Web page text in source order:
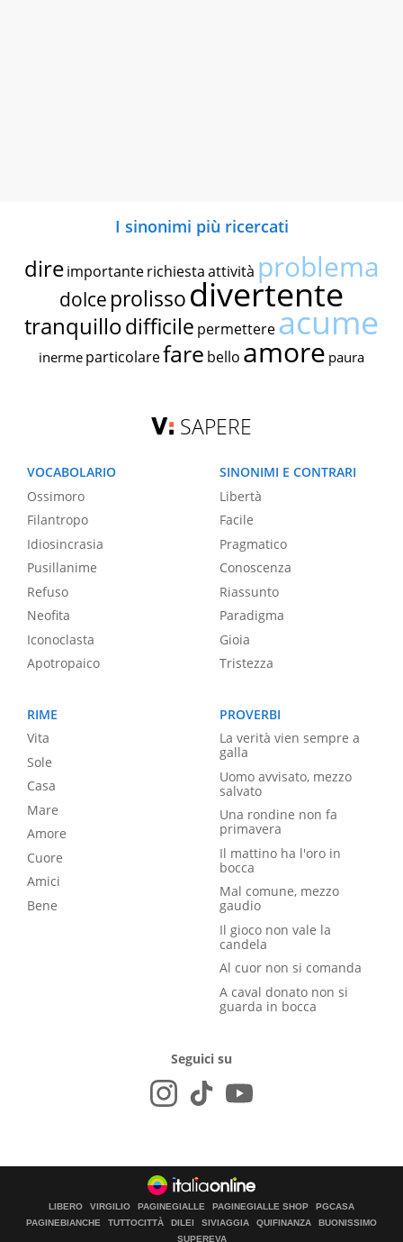
I sinonimi più ricercati
dire importante richiestaattività problema
dolce prolissodivertente
tranquillodifficile permettereacume
inerme particolarefare bello amore paura
SAPERE
VOCABOLARIO
Ossimoro
Filantropo
Idiosincrasia
Pusillanime
Refuso
Neofita
Iconoclasta
Apotropaico
SINONIMI E CONTRARI
Libertà
Facile
Pragmatico
Conoscenza
Riassunto
Paradigma
Gioia
Tristezza
RIME
Vita
Sole
Casa
Mare
Amore
Cuore
Amici
Bene
PROVERBI
La verità vien sempre a
galla
Uomo avvisato, mezzo
salvato
Una rondine non fa
primavera
Il mattino ha l'oro in
bocca
Mal comune, mezzo
gaudio
Il gioco non vale la
candela
Al cuor non si comanda
A caval donato non si
guarda in bocca
Seguici su
LIBERO VIRGILIO PAGINEGIALLE PAGINEGIALLE SHOP
PGCASA
PAGINEBIANCHE
TUTTOCITTÀ DILEI SIVIAGGIA QUIFINANZA
BUONISSIMO
SUPEREVA